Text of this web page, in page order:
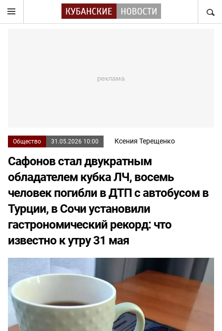
Общество 31.05.2026 10:00 Ксения Терещенко
Сафонов стал двукратным
обладателем кубка ЛЧ, восемь
человек погибли в ДТП с автобусом в
Турции, в Сочи установили
гастрономический рекорд: что
известно к утру 31 мая